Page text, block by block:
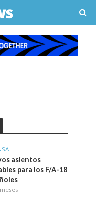
asientos
para los F/A-18